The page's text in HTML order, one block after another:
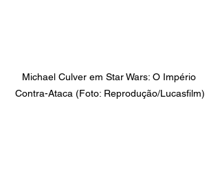
Michael Culver em Star Wars: O Império
Contra-Ataca (Foto: Reprodução/Lucasfilm)